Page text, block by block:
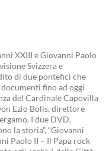
XXIII e Giovanni Paolo
Svizzera e
di due pontefici che
fino ad oggi
del Cardinale Capovilla
Ezio Bolis, direttore
I due DVD,
la storia”, “Giovanni
Paolo II – Il Papa rock